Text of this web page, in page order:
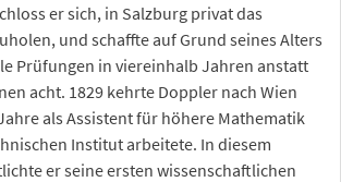
er sich, in Salzburg privat das
und schaffte auf Grund seines Alters
Prüfungen in viereinhalb Jahren anstatt
acht. 1829 kehrte Doppler nach Wien
als Assistent für höhere Mathematik
Institut arbeitete. In diesem
er seine ersten wissenschaftlichen